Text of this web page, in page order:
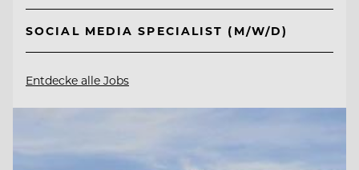
SOCIAL MEDIA SPECIALIST (M/W/D)
Entdecke alle Jobs